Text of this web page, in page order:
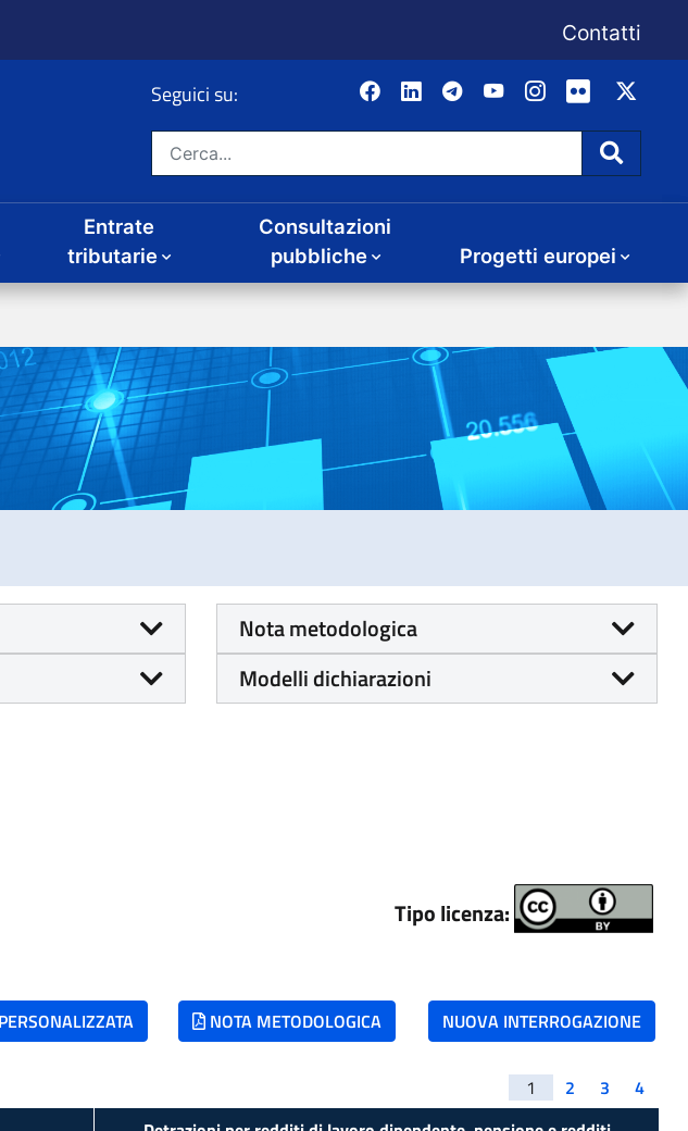
Entrate
Consultazioni
Progetti europei
Nota metodologica
Modelli dichiarazioni
Tipo licenza:
NOTA METODOLOGICA
NUOVA INTERROGAZIONE
1 2 3 4